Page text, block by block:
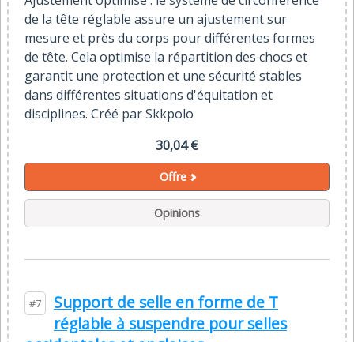
de la tête réglable assure un ajustement sur
mesure et près du corps pour différentes formes
de tête. Cela optimise la répartition des chocs et
garantit une protection et une sécurité stables
dans différentes situations d'équitation et
disciplines. Créé par Skkpolo
30,04 €
Offre
Opinions
#7
Support de selle en forme de T
réglable à suspendre pour selles